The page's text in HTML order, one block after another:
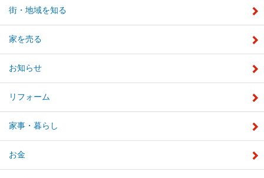
街・地域を知る
家を売る
お知らせ
リフォーム
家事・暮らし
お金